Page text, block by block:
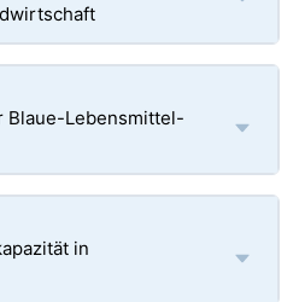
Blaue-Lebensmittel-
in